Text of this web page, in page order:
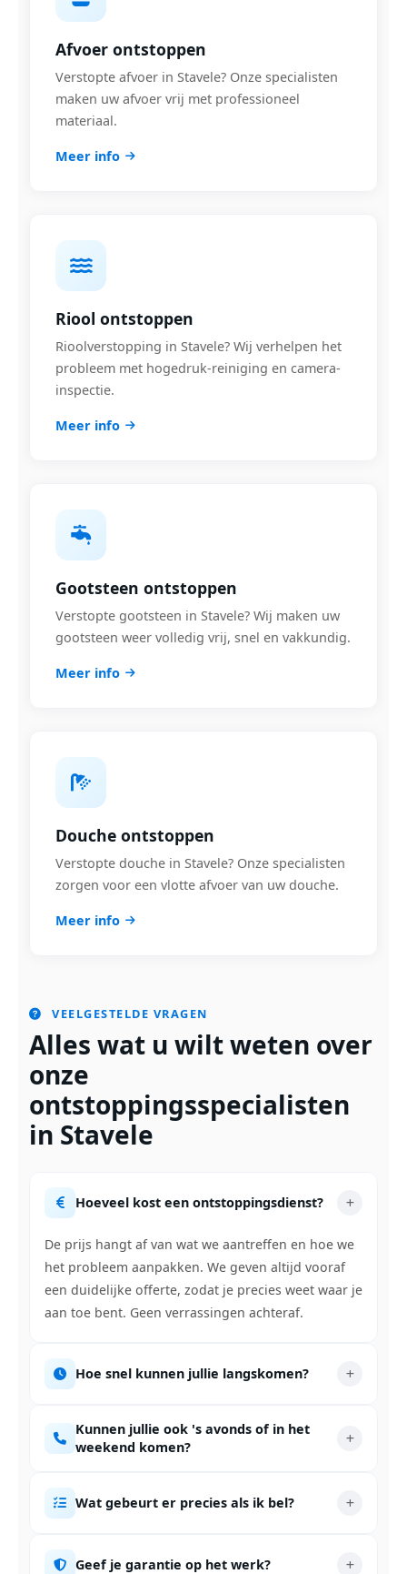
Afvoer ontstoppen
Verstopte afvoer in Stavele? Onze specialisten
maken uw afvoer vrij met professioneel
materiaal.
Meer info
Riool ontstoppen
Rioolverstopping in Stavele? Wij verhelpen het
probleem met hogedruk-reiniging en camera-
inspectie.
Meer info
Gootsteen ontstoppen
Verstopte gootsteen in Stavele? Wij maken uw
gootsteen weer volledig vrij, snel en vakkundig.
Meer info
Douche ontstoppen
Verstopte douche in Stavele? Onze specialisten
zorgen voor een vlotte afvoer van uw douche.
Meer info
VEELGESTELDE VRAGEN
Alles wat u wilt weten over
onze
ontstoppingsspecialisten
in Stavele
Hoeveel kost een ontstoppingsdienst?
De prijs hangt af van wat we aantreffen en hoe we
het probleem aanpakken. We geven altijd vooraf
een duidelijke offerte, zodat je precies weet waar je
aan toe bent. Geen verrassingen achteraf.
Hoe snel kunnen jullie langskomen?
Kunnen jullie ook 's avonds of in het
weekend komen?
Wat gebeurt er precies als ik bel?
Geef je garantie op het werk?